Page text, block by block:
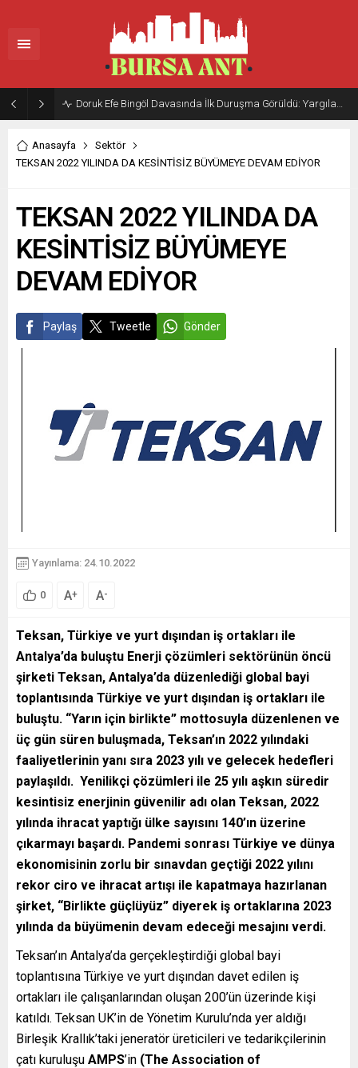
Doruk Efe Bingöl Davasında İlk Duruşma Görüldü: Yargılama 20 Ekim 2026’ya Ertelendi
Anasayfa
Sektör
TEKSAN 2022 YILINDA DA KESİNTİSİZ BÜYÜMEYE DEVAM EDİYOR
TEKSAN 2022 YILINDA DA
KESİNTİSİZ BÜYÜMEYE
DEVAM EDİYOR
Paylaş Tweetle Gönder
Yayınlama: 24.10.2022
0 A+ A-
Teksan, Türkiye ve yurt dışından iş ortakları ile
Antalya’da buluştu Enerji çözümleri sektörünün öncü
şirketi Teksan, Antalya’da düzenlediği global bayi
toplantısında Türkiye ve yurt dışından iş ortakları ile
buluştu. “Yarın için birlikte” mottosuyla düzenlenen ve
üç gün süren buluşmada, Teksan’ın 2022 yılındaki
faaliyetlerinin yanı sıra 2023 yılı ve gelecek hedefleri
paylaşıldı. Yenilikçi çözümleri ile 25 yılı aşkın süredir
kesintisiz enerjinin güvenilir adı olan Teksan, 2022
yılında ihracat yaptığı ülke sayısını 140’ın üzerine
çıkarmayı başardı. Pandemi sonrası Türkiye ve dünya
ekonomisinin zorlu bir sınavdan geçtiği 2022 yılını
rekor ciro ve ihracat artışı ile kapatmaya hazırlanan
şirket, “Birlikte güçlüyüz” diyerek iş ortaklarına 2023
yılında da büyümenin devam edeceği mesajını verdi.
Teksan’ın Antalya’da gerçekleştirdiği global bayi
toplantısına Türkiye ve yurt dışından davet edilen iş
ortakları ile çalışanlarından oluşan 200’ün üzerinde kişi
katıldı. Teksan UK’in de Yönetim Kurulu’nda yer aldığı
Birleşik Krallık’taki jeneratör üreticileri ve tedarikçilerinin
çatı kuruluşu AMPS’in (The Association of